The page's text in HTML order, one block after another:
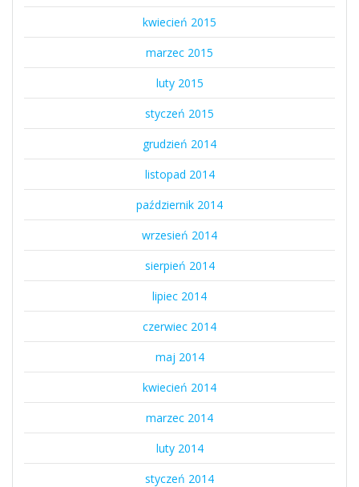
kwiecień 2015
marzec 2015
luty 2015
styczeń 2015
grudzień 2014
listopad 2014
październik 2014
wrzesień 2014
sierpień 2014
lipiec 2014
czerwiec 2014
maj 2014
kwiecień 2014
marzec 2014
luty 2014
styczeń 2014